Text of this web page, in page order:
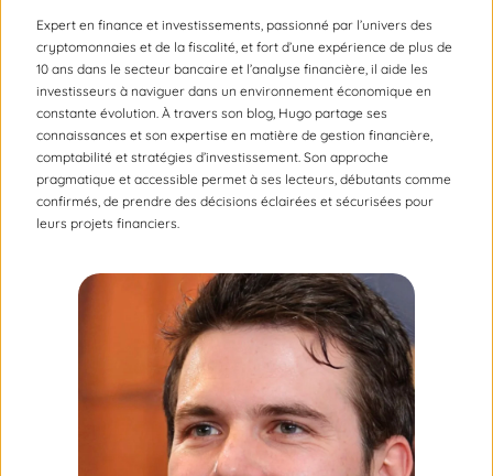
Expert en finance et investissements, passionné par l’univers des
cryptomonnaies et de la fiscalité, et fort d’une expérience de plus de
10 ans dans le secteur bancaire et l’analyse financière, il aide les
investisseurs à naviguer dans un environnement économique en
constante évolution. À travers son blog, Hugo partage ses
connaissances et son expertise en matière de gestion financière,
comptabilité et stratégies d’investissement. Son approche
pragmatique et accessible permet à ses lecteurs, débutants comme
confirmés, de prendre des décisions éclairées et sécurisées pour
leurs projets financiers.